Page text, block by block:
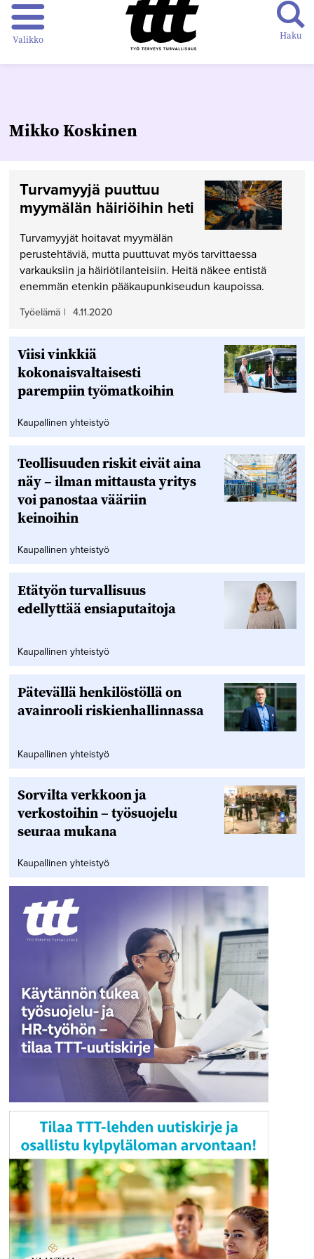
Valikko Haku
Mikko Koskinen
Turvamyyjä puuttuu
myymälän häiriöihin heti
Turvamyyjät hoitavat myymälän
perustehtäviä, mutta puuttuvat myös tarvittaessa
varkauksiin ja häiriötilanteisiin. Heitä näkee entistä
enemmän etenkin pääkaupunkiseudun kaupoissa.
Työelämä | 4.11.2020
Viisi vinkkiä
kokonaisvaltaisesti
parempiin työmatkoihin
Kaupallinen yhteistyö
Teollisuuden riskit eivät aina
näy – ilman mittausta yritys
voi panostaa vääriin
keinoihin
Kaupallinen yhteistyö
Etätyön turvallisuus
edellyttää ensiaputaitoja
Kaupallinen yhteistyö
Pätevällä henkilöstöllä on
avainrooli riskienhallinnassa
Kaupallinen yhteistyö
Sorvilta verkkoon ja
verkostoihin – työsuojelu
seuraa mukana
Kaupallinen yhteistyö